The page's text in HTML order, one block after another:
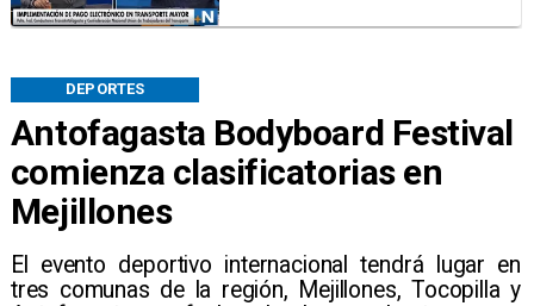
Antofagasta Bodyboard Festival
comienza clasificatorias en
Mejillones
El evento deportivo internacional tendrá lugar en
tres comunas de la región, Mejillones, Tocopilla y
DEPORTES